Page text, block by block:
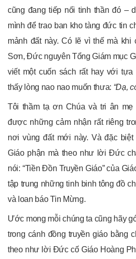
cũng đang tiếp nối tinh thần đó –
mình để trao ban kho tàng đức tin
mảnh đất này. Có lẽ vì thế mà khi
Sơn, Đức nguyên Tổng Giám mục
viết một cuốn sách rất hay với tựa
thấy lòng nao nao muốn thưa: “Dạ,
Tôi thầm tạ ơn Chúa và tri ân
được những cảm nhận rất riêng
nơi vùng đất mới này. Và đặc biệt
Giáo phận mà theo như lời Đức
nói: “Tiền Đồn Truyền Giáo” của
tập trung những tinh binh tông đồ
và loan báo Tin Mừng.
Ước mong mỗi chúng ta cũng hãy
trong cánh đồng truyền giáo bằng
theo như lời Đức cố Giáo Hoàng